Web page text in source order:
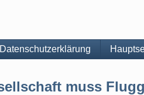
Datenschutzerklärung
muss